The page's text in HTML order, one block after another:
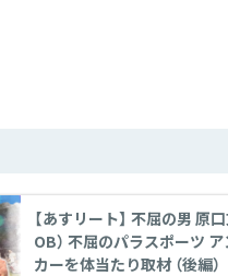
【あすリート】 不屈の男 原口文仁（阪神
OB） 不屈のパラスポーツ アンプティサッ
カーを体当たり取材 （後編）